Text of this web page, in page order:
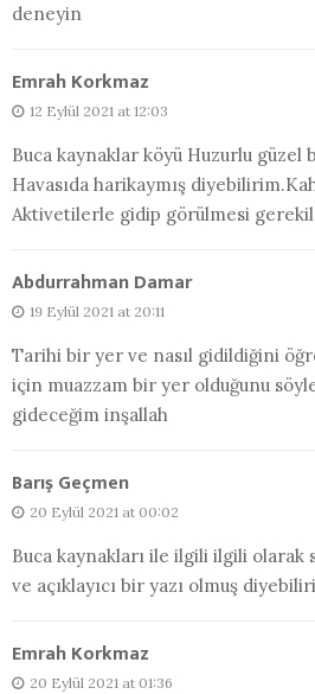
deneyin
Emrah Korkmaz
12 Eylül 2021 at 12:03
Buca kaynaklar köyü Huzurlu güzel
Havasıda harikaymış
Aktivetilerle gidip görülmesi
Abdurrahman Damar
19 Eylül 2021 at 20:11
Tarihi bir yer ve nasıl gidildiğini
için muazzam bir yer olduğunu
gideceğim inşallah
Barış Geçmen
20 Eylül 2021 at 00:02
Buca kaynakları ile ilgili ilgili
ve açıklayıcı bir yazı olmuş
Emrah Korkmaz
20 Eylül 2021 at 01:36